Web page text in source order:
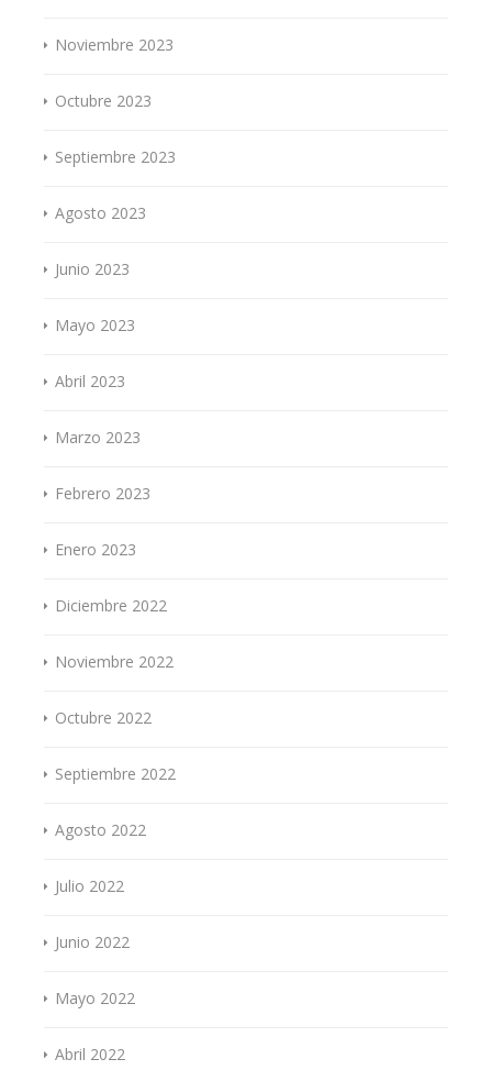
Noviembre 2023
Octubre 2023
Septiembre 2023
Agosto 2023
Junio 2023
Mayo 2023
Abril 2023
Marzo 2023
Febrero 2023
Enero 2023
Diciembre 2022
Noviembre 2022
Octubre 2022
Septiembre 2022
Agosto 2022
Julio 2022
Junio 2022
Mayo 2022
Abril 2022